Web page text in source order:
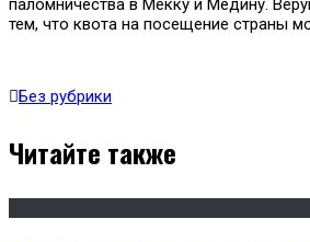
паломничества в Мекку и Медину.
тем, что квота на посещение страны
Без рубрики
Читайте также